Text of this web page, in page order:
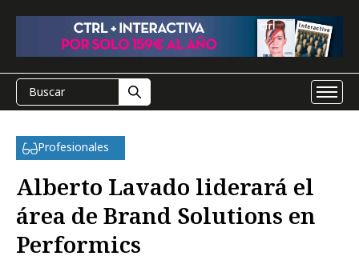
Profesionales
Alberto Lavado liderará el
área de Brand Solutions en
Performics